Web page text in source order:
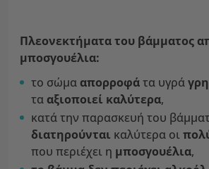
Πλεονεκτήματα του βάμματος
μποσγουέλια:
το σώμα απορροφάτα υγρά
τα αξιοποιεί καλύτερα,
κατά την παρασκευή του
διατηρούνται καλύτερα οι
που περιέχει η μποσγουέλια,